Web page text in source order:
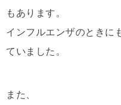
もあります。
インフルエンザのときに
ていました。
また、